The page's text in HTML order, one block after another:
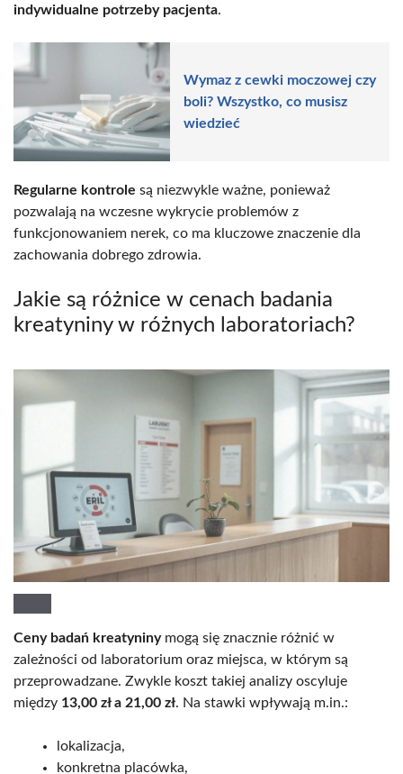
indywidualne potrzeby pacjenta.
Wymaz z cewki moczowej czy
boli? Wszystko, co musisz
wiedzieć
Regularne kontrole są niezwykle ważne, ponieważ
pozwalają na wczesne wykrycie problemów z
funkcjonowaniem nerek, co ma kluczowe znaczenie dla
zachowania dobrego zdrowia.
Jakie są różnice w cenach badania
kreatyniny w różnych laboratoriach?
Ceny badań kreatyninymogą się znacznie różnić w
zależności od laboratorium oraz miejsca, w którym są
przeprowadzane. Zwykle koszt takiej analizy oscyluje
między 13,00 zł a 21,00 zł. Na stawki wpływają m.in.:
lokalizacja,
konkretna placówka,